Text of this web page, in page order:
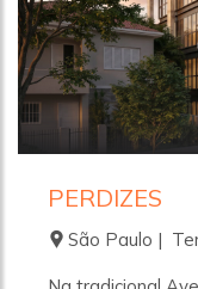
PERDIZES
São Paulo |